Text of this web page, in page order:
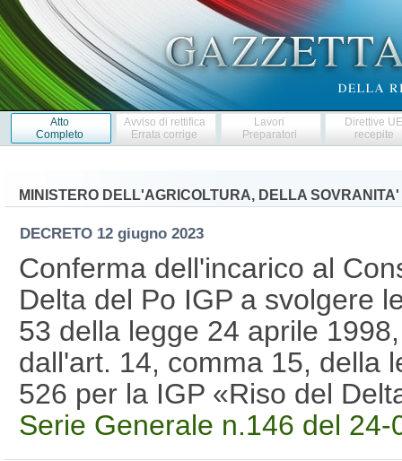
Atto
Completo
Avviso di rettifica
Errata corrige
Lavori
Preparatori
Direttive
recepite
MINISTERO DELL'AGRICOLTURA, DELLA
DECRETO 12 giugno 2023
Conferma dell'incarico al
Delta del Po IGP a svolgere
53 della legge 24 aprile
dall'art. 14, comma 15, della
526 per la IGP «Riso del
Serie Generale n.146 del 24-